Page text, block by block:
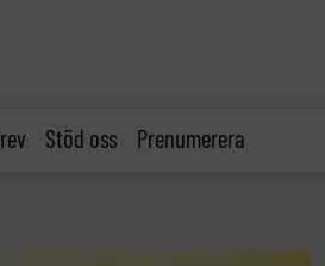
Stöd oss Prenumerera